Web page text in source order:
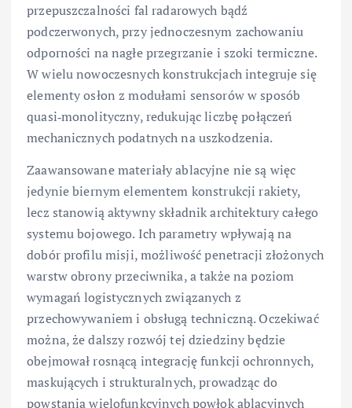
przepuszczalności fal radarowych bądź
podczerwonych, przy jednoczesnym zachowaniu
odporności na nagłe przegrzanie i szoki termiczne.
W wielu nowoczesnych konstrukcjach integruje się
elementy osłon z modułami sensorów w sposób
quasi‑monolityczny, redukując liczbę połączeń
mechanicznych podatnych na uszkodzenia.
Zaawansowane materiały ablacyjne nie są więc
jedynie biernym elementem konstrukcji rakiety,
lecz stanowią aktywny składnik architektury całego
systemu bojowego. Ich parametry wpływają na
dobór profilu misji, możliwość penetracji złożonych
warstw obrony przeciwnika, a także na poziom
wymagań logistycznych związanych z
przechowywaniem i obsługą techniczną. Oczekiwać
można, że dalszy rozwój tej dziedziny będzie
obejmował rosnącą integrację funkcji ochronnych,
maskujących i strukturalnych, prowadząc do
powstania wielofunkcyjnych powłok ablacyjnych